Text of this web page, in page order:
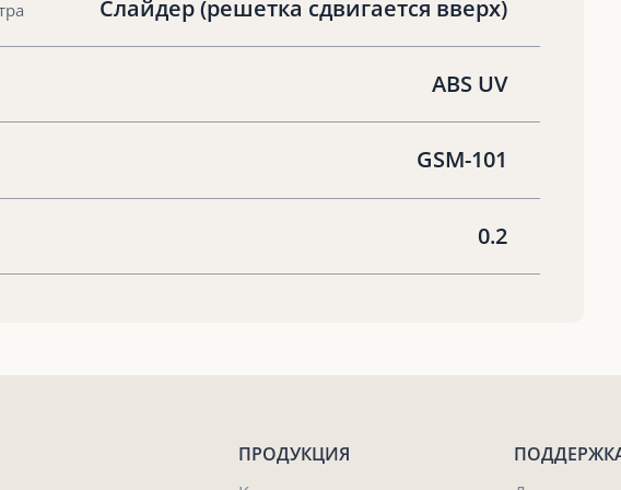
Слайдер (решетка сдвигается вверх)
ABS UV
GSM-101
0.2
ПРОДУКЦИЯ